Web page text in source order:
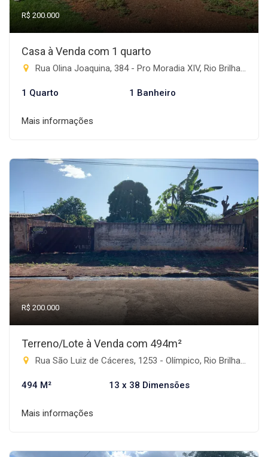
R$ 200.000
Casa à Venda com 1 quarto
Rua Olina Joaquina, 384 - Pro Moradia XIV, Rio Brilhante-MS
1 Quarto 1 Banheiro
Mais informações
R$ 200.000
Terreno/Lote à Venda com 494m²
Rua São Luiz de Cáceres, 1253 - Olímpico, Rio Brilhante-MS
494 M² 13 x 38 Dimensões
Mais informações